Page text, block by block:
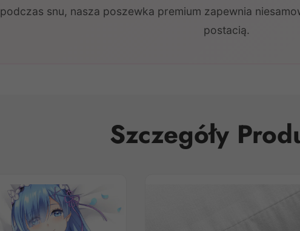
podczas snu, nasza poszewka premium zapewnia
postacią.
Szczegóły